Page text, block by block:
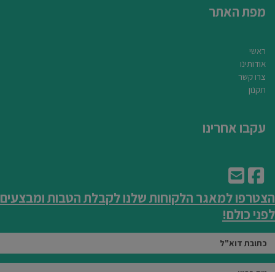
מפת האתר
ראשי
אודותינו
צרו קשר
תקנון
עקבו אחרינו
הצטרפו למאגר הלקוחות שלנו לקבלת הטבות ומבצעים
לפני כולם!